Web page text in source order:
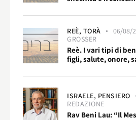
REÈ, TORÀ 06/08/
GROSSER
Reè. I vari tipi di
figli, salute, onore,
ISRAELE, PENSIERO
REDAZIONE
Rav Beni Lau: “Il